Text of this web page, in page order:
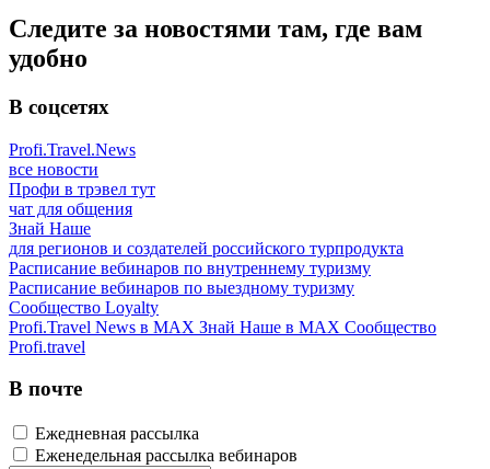
Следите за новостями там, где вам
удобно
В соцсетях
Profi.Travel.News
все новости
Профи в трэвел тут
чат для общения
Знай Наше
для регионов и создателей российского турпродукта
Расписание вебинаров по внутреннему туризму
Расписание вебинаров по выездному туризму
Сообщество Loyalty
Profi.Travel News в MAX Знай Наше в MAX Сообщество
Profi.travel
В почте
Ежедневная рассылка
Еженедельная рассылка вебинаров